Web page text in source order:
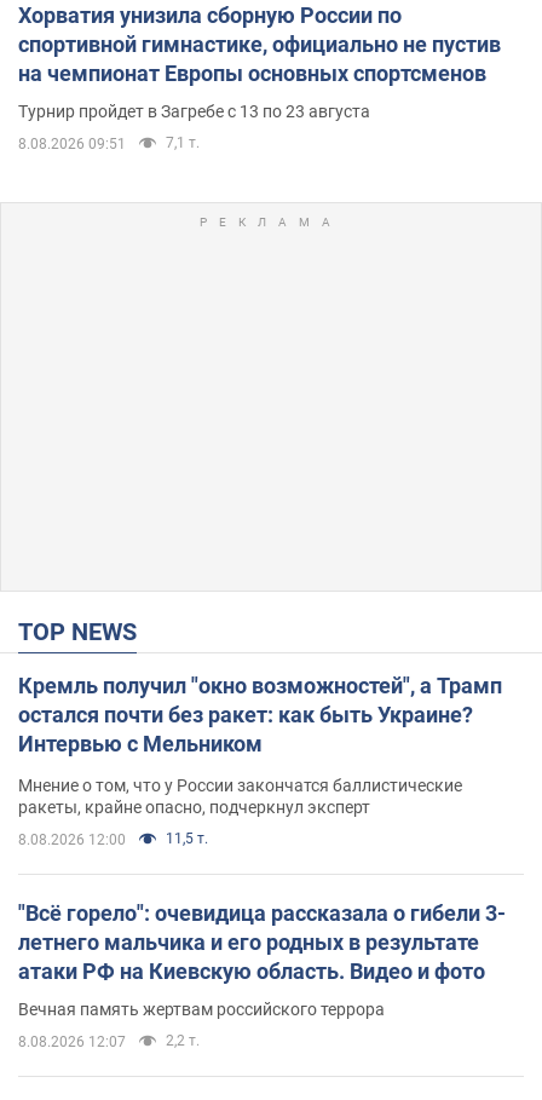
Хорватия унизила сборную России по
спортивной гимнастике, официально не пустив
на чемпионат Европы основных спортсменов
Турнир пройдет в Загребе с 13 по 23 августа
8.08.2026 09:51 7,1 т.
TOP NEWS
Кремль получил "окно возможностей", а Трамп
остался почти без ракет: как быть Украине?
Интервью с Мельником
Мнение о том, что у России закончатся баллистические
ракеты, крайне опасно, подчеркнул эксперт
8.08.2026 12:00 11,5 т.
"Всё горело": очевидица рассказала о гибели 3-
летнего мальчика и его родных в результате
атаки РФ на Киевскую область. Видео и фото
Вечная память жертвам российского террора
8.08.2026 12:07 2,2 т.